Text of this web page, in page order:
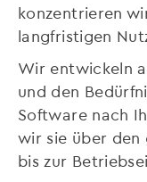
konzentrieren
langfristigen
Wir entwickeln
und den
Software nach
wir sie über den
bis zur